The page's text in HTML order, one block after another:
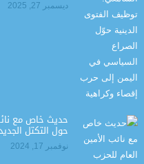
ديسمبر 27, 2025
حديث خاص مع
حول التكتل
نوفمبر 17, 2024